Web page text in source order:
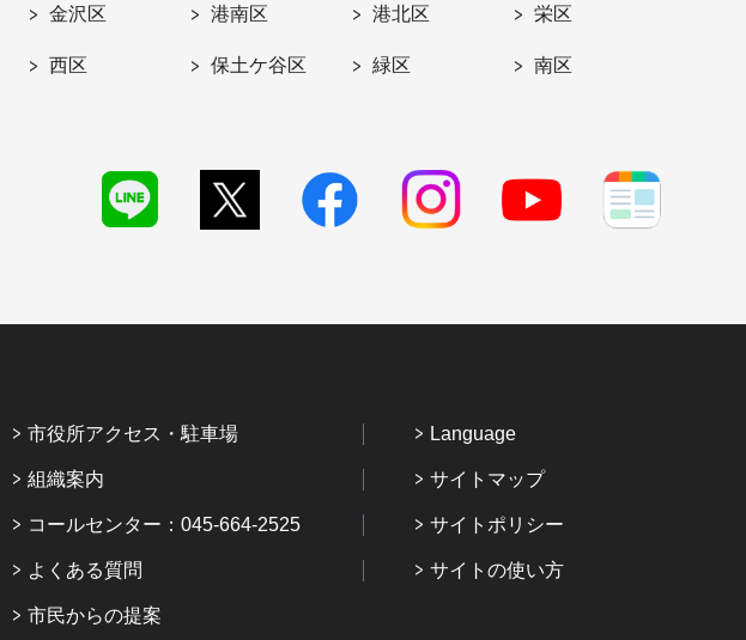
金沢区 港南区 港北区 栄区
西区 保土ケ谷区 緑区 南区
市役所アクセス・駐車場
組織案内
コールセンター：045-664-2525
よくある質問
市民からの提案
Language
サイトマップ
サイトポリシー
サイトの使い方